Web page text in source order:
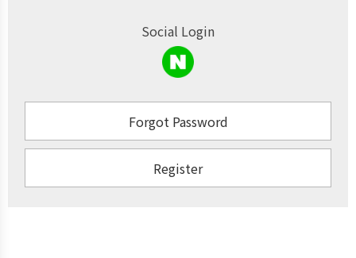
Social Login
Forgot Password
Register